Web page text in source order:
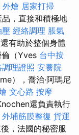
外燴 居家打掃
，直接和積極地
壓 經絡調理 脹氣
有助於整個身體
倫（Yves 台中按
理證照 安養院
），喬治·阿瑪尼
文心路 按摩
還負責執行
外埔筋膜整復 貨運
，法國的秘密服